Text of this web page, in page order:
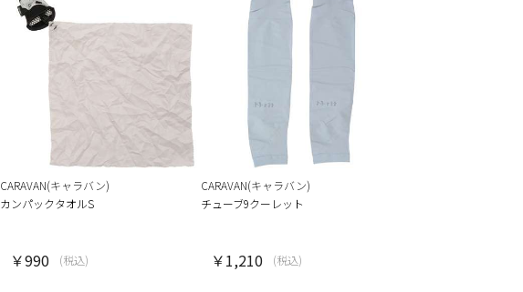
CARAVAN(キャラバン)
カンパックタオルS
￥990 (税込)
CARAVAN(キャラバン)
チューブ9クーレット
￥1,210 (税込)